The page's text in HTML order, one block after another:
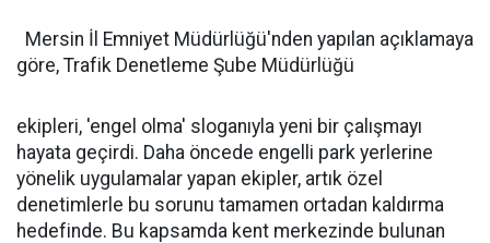
Mersin İl Emniyet Müdürlüğü'nden yapılan açıklamaya
göre, Trafik Denetleme Şube Müdürlüğü
ekipleri, 'engel olma' sloganıyla yeni bir çalışmayı
hayata geçirdi. Daha öncede engelli park yerlerine
yönelik uygulamalar yapan ekipler, artık özel
denetimlerle bu sorunu tamamen ortadan kaldırma
hedefinde. Bu kapsamda kent merkezinde bulunan